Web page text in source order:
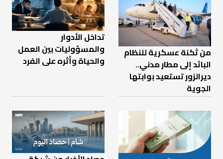
من ثكنة عسكرية للنظام
البائد إلى مطار مدني..
ديرالزور تستعيد بوابتها
الجوية
تداخل الأدوار
والمسؤوليات بين العمل
والحياة وأثره على الفرد